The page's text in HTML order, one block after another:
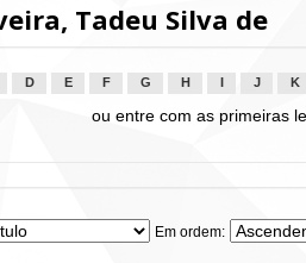
Tadeu Silva de
D E F G H J K
ou entre com as primeiras
Em ordem: